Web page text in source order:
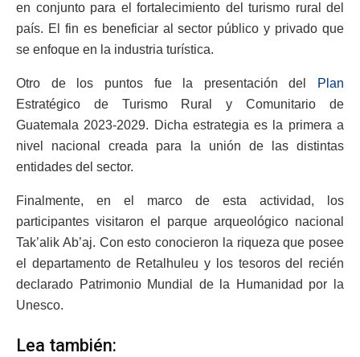
en conjunto para el fortalecimiento del turismo rural del
país. El fin es beneficiar al sector público y privado que
se enfoque en la industria turística.
Otro de los puntos fue la presentación del
Plan
Estratégico de Turismo Rural y Comunitario de
Guatemala 2023-2029. Dicha estrategia es la primera a
nivel nacional creada para la unión de las distintas
entidades del sector.
Finalmente, en el marco de esta actividad, los
participantes visitaron el parque arqueológico nacional
Tak’alik Ab’aj. Con esto conocieron la riqueza que posee
el departamento de Retalhuleu y los tesoros del recién
declarado Patrimonio Mundial de la Humanidad por la
Unesco.
Lea también: